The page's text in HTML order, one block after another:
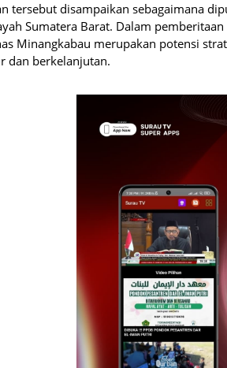
tersebut disampaikan sebagaimana
Sumatera Barat. Dalam
Minangkabau merupakan potensi
dan berkelanjutan.